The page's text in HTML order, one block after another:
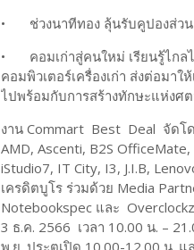
•
ช่วงนาทีทอง ลุ้นรับคูปองส่ว
•
คอมเก่าสู่คนใหม่ เรียนรู้ไก
คอมพิวเตอร์เครื่องเก่า ส่งต่อมา
ไปพร้อมกับการสร้างทักษะแห่งศต
งาน Commart Best Deal จัดโ
AMD, Ascenti, B2S
iStudio7, IT City, I3, J.I.B,
เครดิตบูโร ร่วมด้วย Media
Notebookspec และ
3 ธ.ค. 2566 เวลา 10.00 น. –
พ.ย. ประตูเปิด 10.00-12.00 น.